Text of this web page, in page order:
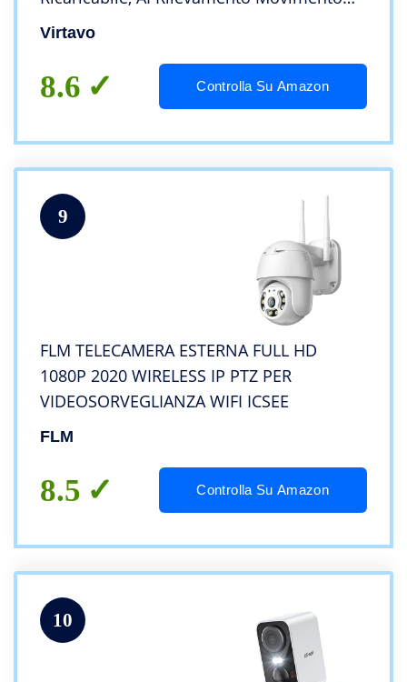
PIR, Visione Notturna a Colori, 2 Vie Audio,
Virtavo
8.6 Controlla Su Amazon
9
FLM TELECAMERA ESTERNA FULL HD
1080P 2020 WIRELESS IP PTZ PER
VIDEOSORVEGLIANZA WIFI ICSEE
FLM
8.5 Controlla Su Amazon
10